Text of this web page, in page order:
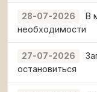
28-07-2026
В
необходимости
27-07-2026
остановиться